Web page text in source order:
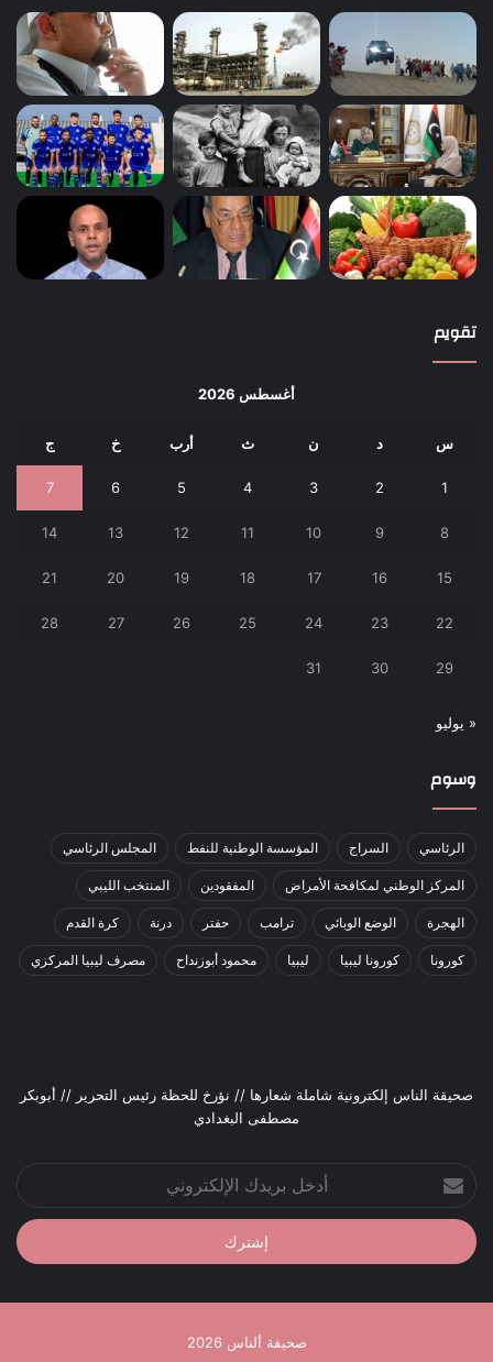
تقويم
أغسطس 2026
س د ن ث أرب خ ج
1
2
3
4
5
6
7
8
9
10
11
12
13
14
15
16
17
18
19
20
21
22
23
24
25
26
27
28
29
30
31
« يوليو
وسوم
الرئاسي السراج المؤسسة الوطنية للنفط المجلس الرئاسي
المركز الوطني لمكافحة الأمراض المفقودين المنتخب الليبي
الهجرة الوضع الوبائي ترامب حفتر درنة كرة القدم
كورونا كورونا ليبيا ليبيا محمود أبوزنداح مصرف ليبيا المركزي
صحيقة الناس إلكترونية شاملة شعارها // نؤرخ للحظة رئيس التحرير // أبوبكر
مصطفى البغدادي
بريدك
الإلكتروني
صحيفة ألناس 2026